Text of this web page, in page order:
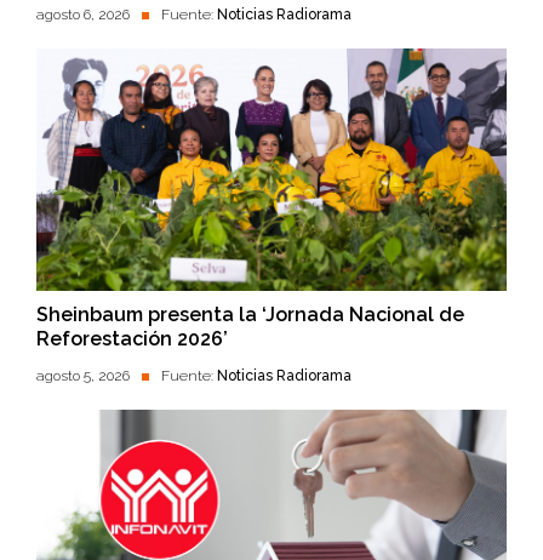
agosto 6, 2026 Fuente: Noticias Radiorama
Sheinbaum presenta la ‘Jornada Nacional de
Reforestación 2026’
agosto 5, 2026 Fuente: Noticias Radiorama